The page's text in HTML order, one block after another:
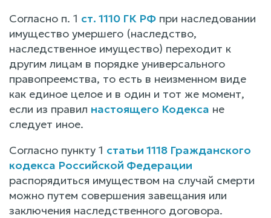
Согласно п. 1 ст. 1110 ГК РФ при наследовании
имущество умершего (наследство,
наследственное имущество) переходит к
другим лицам в порядке универсального
правопреемства, то есть в неизменном виде
как единое целое и в один и тот же момент,
если из правил настоящего Кодекса не
следует иное.
Согласно пункту 1 статьи 1118 Гражданского
кодекса Российской Федерации
распорядиться имуществом на случай смерти
можно путем совершения завещания или
заключения наследственного договора.